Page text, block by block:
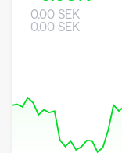
0.00 SEK
0.00 SEK